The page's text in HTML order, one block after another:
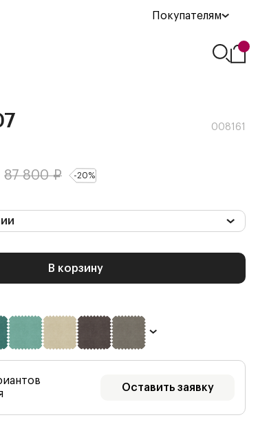
Покупателям
008161
87 800₽ -20%
В корзину
Оставить заявку